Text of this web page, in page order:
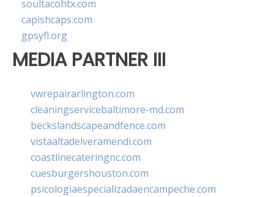
soultacohtx.com
capishcaps.com
gpsyfl.org
MEDIA PARTNER III
vwrepairarlington.com
cleaningservicebaltimore-md.com
beckslandscapeandfence.com
vistaaltadelveramendi.com
coastlinecateringnc.com
cuesburgershouston.com
psicologiaespecializadaencampeche.com